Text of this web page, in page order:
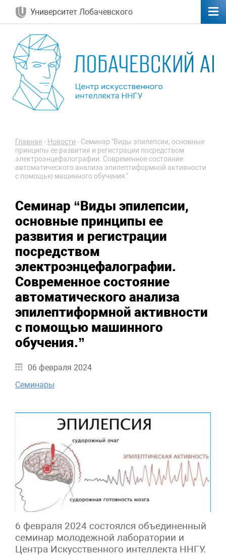
Университет Лобачевского
Главная - Новости - Семинар "Виды эпилепсии, основные
принципы ее развития и регистрации посредством
электроэнцефалографии. Современное состояние
автоматического анализа эпилептиформной активности
с помощью машинного обучения."
Семинар “Виды эпилепсии,
основные принципы ее
развития и регистрации
посредством
электроэнцефалографии.
Современное состояние
автоматического анализа
эпилептиформной активности
с помощью машинного
обучения.”
06 февраля 2024
Семинары
6 февраля 2024 состоялся объединенный
семинар молодежной лаборатории и
Центра Искусственного интеллекта ННГУ.